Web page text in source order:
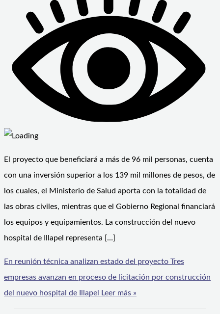
El proyecto que beneficiará a más de 96 mil personas, cuenta
con una inversión superior a los 139 mil millones de pesos, de
los cuales, el Ministerio de Salud aporta con la totalidad de
las obras civiles, mientras que el Gobierno Regional financiará
los equipos y equipamientos. La construcción del nuevo
hospital de Illapel representa […]
En reunión técnica analizan estado del proyecto Tres
empresas avanzan en proceso de licitación por construcción
del nuevo hospital de Illapel
Leer más »